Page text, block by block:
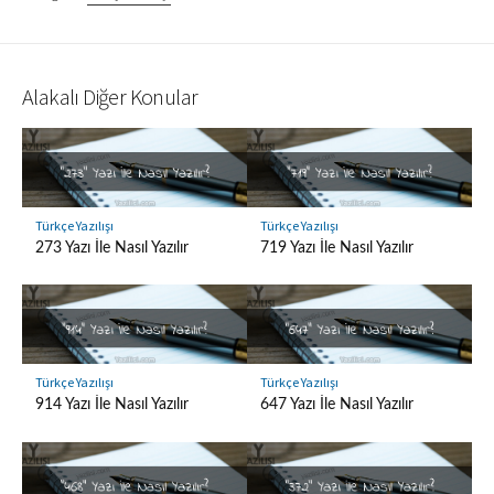
Alakalı Diğer Konular
Türkçe Yazılışı
273 Yazı İle Nasıl Yazılır
Türkçe Yazılışı
719 Yazı İle Nasıl Yazılır
Türkçe Yazılışı
914 Yazı İle Nasıl Yazılır
Türkçe Yazılışı
647 Yazı İle Nasıl Yazılır